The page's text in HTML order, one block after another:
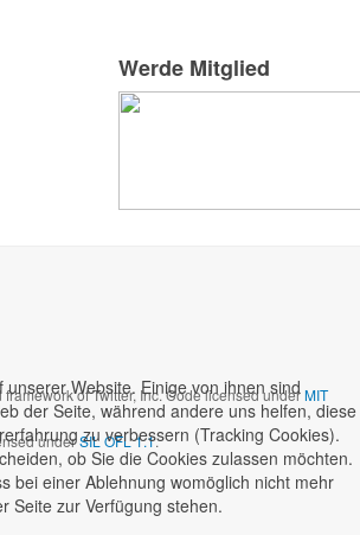
Werde Mitglied
of Twitter, Inc. Code licensed underMIT
underSIL OFL 1.1.
unserer Website. Einige von ihnen sind
der Seite, während andere uns helfen, diese
zu verbessern (Tracking Cookies).
ob Sie die Cookies zulassen möchten.
bei einer Ablehnung womöglich nicht mehr
Seite zur Verfügung stehen.